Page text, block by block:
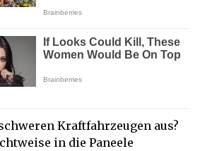
Kraftfahrzeugen aus?
in die Paneele